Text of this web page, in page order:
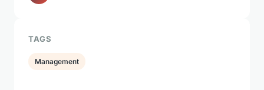
TAGS
Management